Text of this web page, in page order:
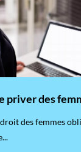
priver des
des femmes